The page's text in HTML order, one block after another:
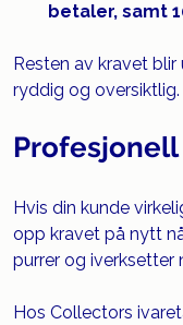
betaler, samt
Resten av kravet
ryddig og oversiktlig.
Hvis din kunde
opp kravet på nytt
purrer og iverksetter
Hos Collectors